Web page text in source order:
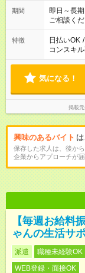
ご希望を
期間
即日～長
ご相談く
特徴 日払いOK /
コンスキ
気になる！
掲載
興味のあるバイト
保存した求人は、後か
企業からアプローチが届
【毎週お給料
ゃんの生活サ
派遣 職種未経験OK
WEB登録・面接OK